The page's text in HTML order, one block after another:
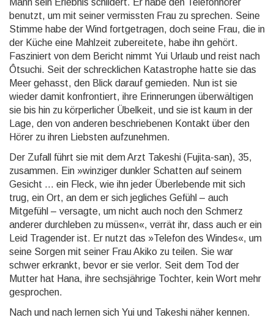
Mann sein Erlebnis schildert. Er habe den Telefon­hörer
benutzt, um mit seiner vermiss­ten Frau zu sprechen. Seine
Stimme habe der Wind fortge­tragen, doch seine Frau, die in
der Küche eine Mahlzeit zube­reitete, habe ihn gehört.
Faszi­niert von dem Bericht nimmt Yui Urlaub und reist nach
Ôtsuchi. Seit der schreck­lichen Katas­trophe hatte sie das
Meer gehasst, den Blick darauf gemieden. Nun ist sie
wieder damit konfron­tiert, ihre Erinne­rungen über­wältigen
sie bis hin zu körper­licher Übelkeit, und sie ist kaum in der
Lage, den von anderen beschrie­benen Kontakt über den
Hörer zu ihren Liebsten aufzu­nehmen.
Der Zufall führt sie mit dem Arzt Takeshi (Fujita-san), 35,
zusammen. Ein »winziger dunkler Schatten auf seinem
Gesicht … ein Fleck, wie ihn jeder Über­lebende mit sich
trug, ein Ort, an dem er sich jegliches Gefühl – auch
Mitgefühl – versagte, um nicht auch noch den Schmerz
anderer durch­leben zu müssen«, verrät ihr, dass auch er ein
Leid Tragender ist. Er nutzt das »Telefon des Windes«, um
seine Sorgen mit seiner Frau Akiko zu teilen. Sie war
schwer erkrankt, bevor er sie verlor. Seit dem Tod der
Mutter hat Hana, ihre sechs­jährige Tochter, kein Wort mehr
gespro­chen.
Nach und nach lernen sich Yui und Takeshi näher kennen.